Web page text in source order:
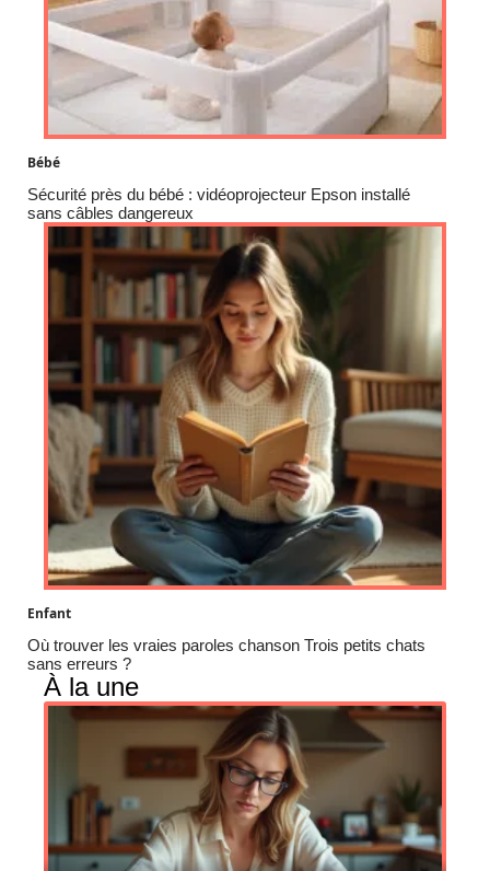
Bébé
Sécurité près du bébé : vidéoprojecteur Epson installé
sans câbles dangereux
Enfant
Où trouver les vraies paroles chanson Trois petits chats
sans erreurs ?
À la une